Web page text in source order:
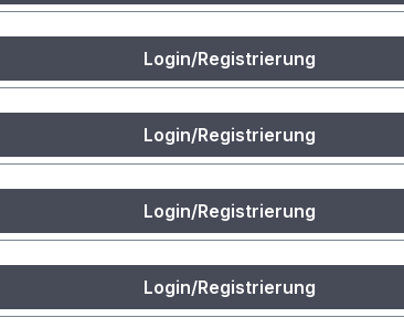
Login/Registrierung
Login/Registrierung
Login/Registrierung
Login/Registrierung